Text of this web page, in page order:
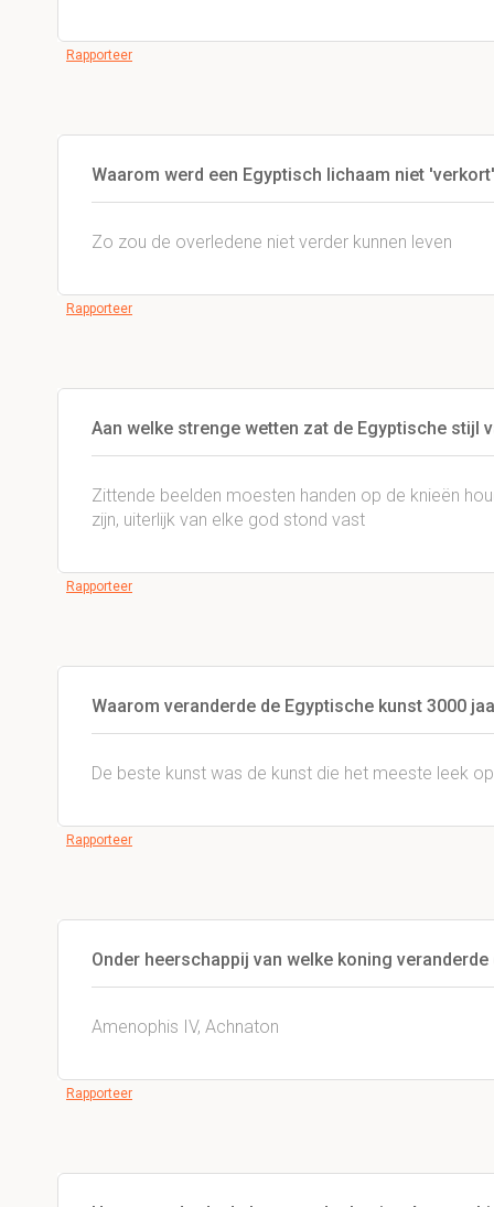
Rapporteer
Waarom werd een Egyptisch lichaam niet
Zo zou de overledene niet verder kunnen leven
Rapporteer
Aan welke strenge wetten zat de Egyptische stijl
Zittende beelden moesten handen op de knieën
zijn, uiterlijk van elke god stond vast
Rapporteer
Waarom veranderde de Egyptische kunst 3000
De beste kunst was de kunst die het meeste leek
Rapporteer
Onder heerschappij van welke koning
Amenophis IV, Achnaton
Rapporteer